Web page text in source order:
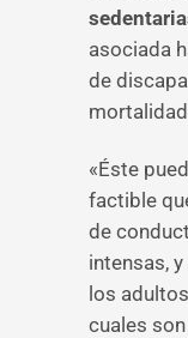
asociada
de
«Éste
factible
de
intensas,
los
cuales